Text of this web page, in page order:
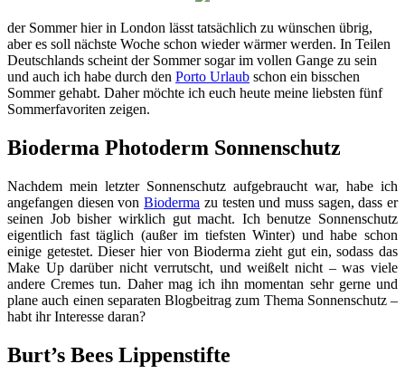
der Sommer hier in London lässt tatsächlich zu wünschen übrig,
aber es soll nächste Woche schon wieder wärmer werden. In Teilen
Deutschlands scheint der Sommer sogar im vollen Gange zu sein
und auch ich habe durch den Porto Urlaub schon ein bisschen
Sommer gehabt. Daher möchte ich euch heute meine liebsten fünf
Sommerfavoriten zeigen.
Bioderma Photoderm Sonnenschutz
Nachdem mein letzter Sonnenschutz aufgebraucht war, habe ich
angefangen diesen vonBioderma zu testen und muss sagen, dass er
seinen Job bisher wirklich gut macht. Ich benutze Sonnenschutz
eigentlich fast täglich (außer im tiefsten Winter) und habe schon
einige getestet. Dieser hier von Bioderma zieht gut ein, sodass das
Make Up darüber nicht verrutscht, und weißelt nicht – was viele
andere Cremes tun. Daher mag ich ihn momentan sehr gerne und
plane auch einen separaten Blogbeitrag zum Thema Sonnenschutz –
habt ihr Interesse daran?
Burt’s Bees Lippenstifte